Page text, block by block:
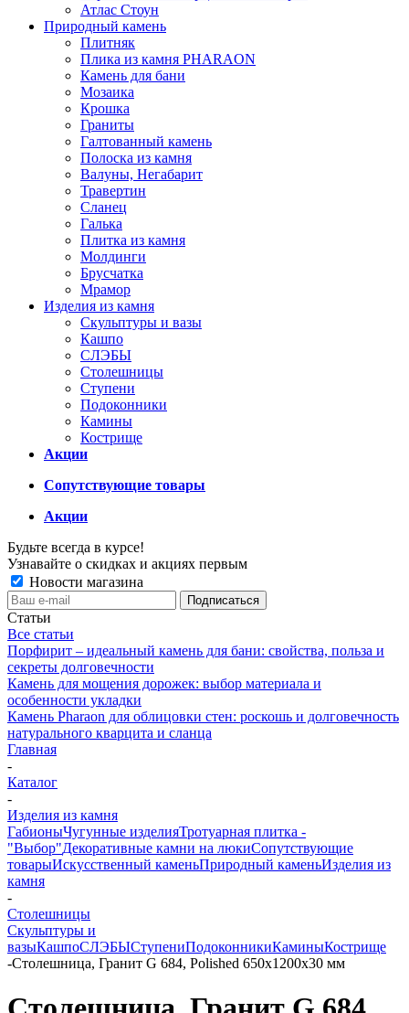
Атлас Стоун
Природный камень
Плитняк
Плика из камня PHARAON
Камень для бани
Мозаика
Крошка
Граниты
Галтованный камень
Полоска из камня
Валуны, Негабарит
Травертин
Сланец
Галька
Плитка из камня
Молдинги
Брусчатка
Мрамор
Изделия из камня
Скульптуры и вазы
Кашпо
СЛЭБЫ
Столешницы
Ступени
Подоконники
Камины
Кострище
Акции
Сопутствующие товары
Акции
Будьте всегда в курсе!
Узнавайте о скидках и акциях первым
Новости магазина
Статьи
Все статьи
Порфирит – идеальный камень для бани: свойства, польза и
секреты долговечности
Камень для мощения дорожек: выбор материала и
особенности укладки
Камень Pharaon для облицовки стен: роскошь и долговечность
натурального кварцита и сланца
Главная
-
Каталог
-
Изделия из камня
ГабионыЧугунные изделияТротуарная плитка -
"Выбор"Декоративные камни на люкиСопутствующие
товарыИскусственный каменьПриродный каменьИзделия из
камня
-
Столешницы
Скульптуры и
вазыКашпоСЛЭБЫСтупениПодоконникиКаминыКострище
-Столешница, Гранит G 684, Polished 650х1200х30 мм